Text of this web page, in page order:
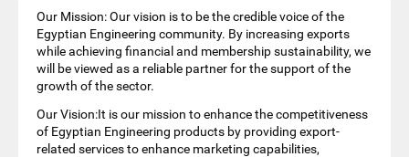
Our Mission: Our vision is to be the credible voice of the
Egyptian Engineering community. By increasing exports
while achieving financial and membership sustainability, we
will be viewed as a reliable partner for the support of the
growth of the sector.
Our Vision:It is our mission to enhance the competitiveness
of Egyptian Engineering products by providing export-
related services to enhance marketing capabilities,